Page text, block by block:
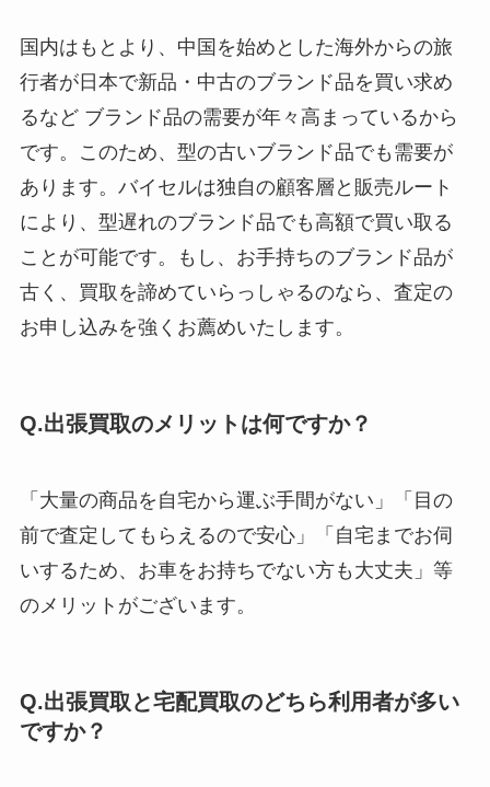
国内はもとより、中国を始めとした海外からの旅
行者が日本で新品・中古のブランド品を買い求め
るなど ブランド品の需要が年々高まっているから
です。このため、型の古いブランド品でも需要が
あります。バイセルは独自の顧客層と販売ルート
により、型遅れのブランド品でも高額で買い取る
ことが可能です。もし、お手持ちのブランド品が
古く、買取を諦めていらっしゃるのなら、査定の
お申し込みを強くお薦めいたします。
Q.出張買取のメリットは何ですか？
「大量の商品を自宅から運ぶ手間がない」「目の
前で査定してもらえるので安心」「自宅までお伺
いするため、お車をお持ちでない方も大丈夫」等
のメリットがございます。
Q.出張買取と宅配買取のどちら利用者が多い
ですか？